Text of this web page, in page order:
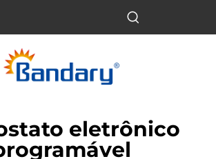
eletrônico